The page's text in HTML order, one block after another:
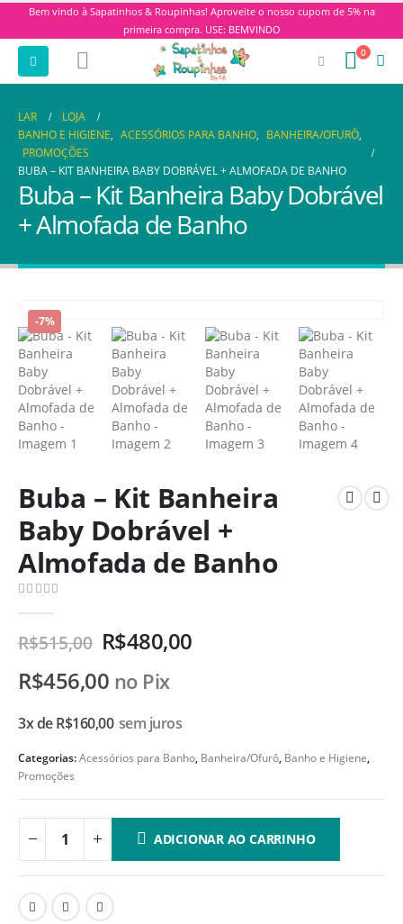
Bem vindo à Sapatinhos & Roupinhas! Aproveite o nosso cupom de 5% na
primeira compra. USE: BEMVINDO
0
LAR
LOJA
BANHO E HIGIENE, ACESSÓRIOS PARA BANHO, BANHEIRA/OFURÔ,
PROMOÇÕES
BUBA – KIT BANHEIRA BABY DOBRÁVEL + ALMOFADA DE BANHO
Buba – Kit Banheira Baby Dobrável
+ Almofada de Banho
-7%
Buba – Kit Banheira
Baby Dobrável +
Almofada de Banho
R$515,00 R$480,00
R$456,00 no Pix
3x deR$160,00 sem juros
Categorias:Acessórios para Banho, Banheira/Ofurô, Banho e Higiene,
Promoções
ADICIONAR AO CARRINHO